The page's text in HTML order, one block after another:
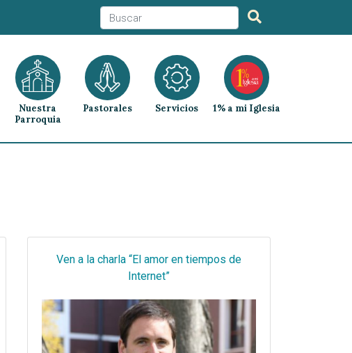
Nuestra
Parroquia
Pastorales Servicios 1% a mi Iglesia
Ven a la charla “El amor en tiempos de
Internet”